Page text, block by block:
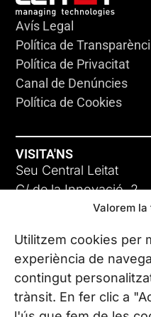
Valorem
Utilitzem cookies per
experiència de
contingut
trànsit. En fer clic a
Avís Legal
Política de
Política de Privacitat
Canal de Denúncies
Política de Cookies
VISITA'NS
Seu Central Leitat
C/ de la Innovació, 2
08225 Terrassa,
Coneix les nostres
CONTACTA’NS
Tel. (+34) 937 882